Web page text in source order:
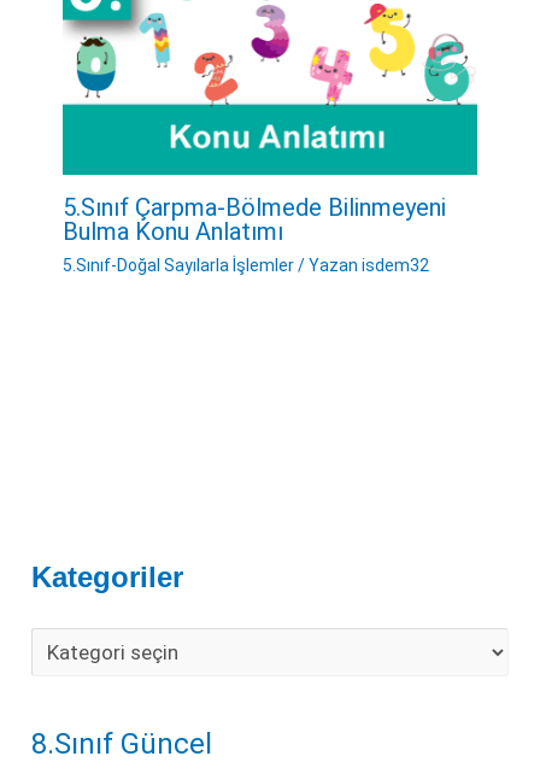
5.Sınıf Çarpma-Bölmede Bilinmeyeni
Bulma Konu Anlatımı
5.Sınıf-Doğal Sayılarla İşlemler/ Yazan isdem32
Kategoriler
8.Sınıf Güncel